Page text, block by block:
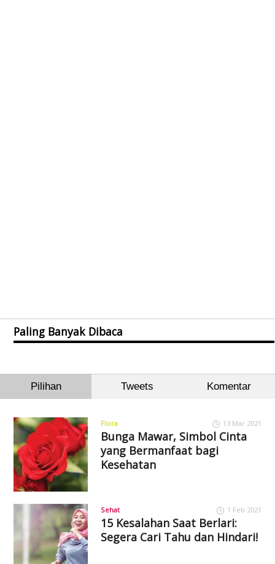
Paling Banyak Dibaca
Pilihan Tweets Komentar
Flora 13 Mar 2021
Bunga Mawar, Simbol Cinta
yang Bermanfaat bagi
Kesehatan
Sehat 1 Feb 2021
15 Kesalahan Saat Berlari:
Segera Cari Tahu dan Hindari!